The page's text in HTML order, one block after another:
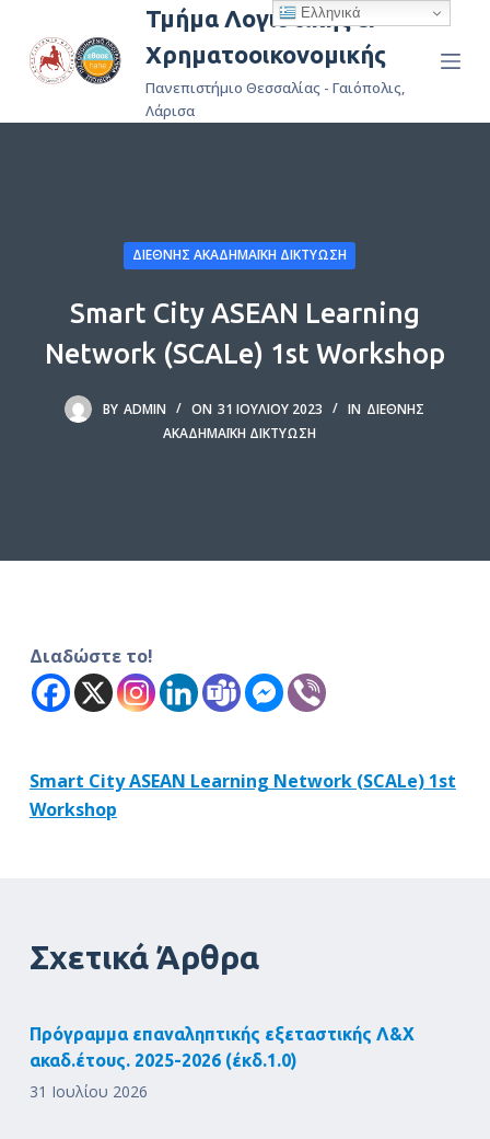
ε
ε
Τμήμα Λογιστικής &
Χρηματοοικονομικής
Πανεπιστήμιο Θεσσαλίας - Γαιόπολις,
Λάρισα
ΔΙΕΘΝΉΣ ΑΚΑΔΗΜΑΪΚΉ ΔΙΚΤΎΩΣΗ
Smart City ASEAN Learning
Network (SCALe) 1st Workshop
BY ADMIN ON 31 ΙΟΥΛΊΟΥ 2023 IN ΔΙΕΘΝΉΣ
ΑΚΑΔΗΜΑΪΚΉ ΔΙΚΤΎΩΣΗ
Διαδώστε το!
Smart City ASEAN Learning Network (SCALe) 1st
Workshop
Σχετικά Άρθρα
Πρόγραμμα επαναληπτικής εξεταστικής Λ&Χ
ακαδ.έτους. 2025-2026 (έκδ.1.0)
31 Ιουλίου 2026
Ελληνικά